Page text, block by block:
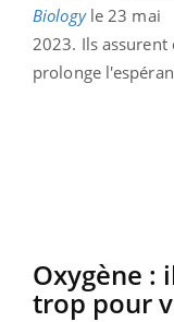
Biologyle 23 mai
2023. Ils
prolonge
Oxygène :
trop pour